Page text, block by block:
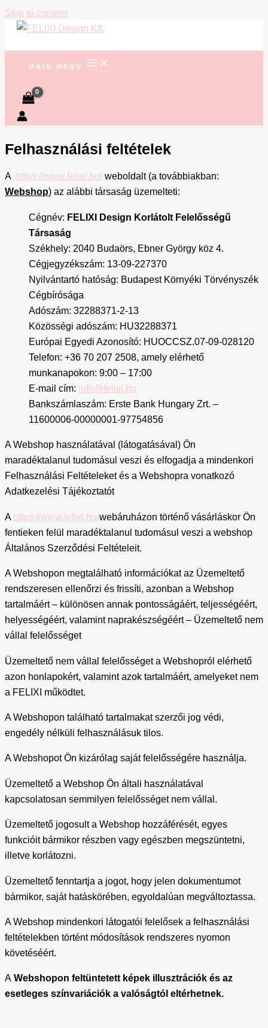
Skip to content
MAIN MENU
Felhasználási feltételek
A https://www.felixi.hu/ weboldalt (a továbbiakban:
Webshop) az alábbi társaság üzemelteti:
Cégnév: FELIXI Design Korlátolt Felelősségű
Társaság
Székhely: 2040 Budaörs, Ebner György köz 4.
Cégjegyzékszám: 13-09-227370
Nyilvántartó hatóság: Budapest Környéki Törvényszék
Cégbírósága
Adószám: 32288371-2-13
Közösségi adószám: HU32288371
Európai Egyedi Azonosító: HUOCCSZ.07-09-028120
Telefon: +36 70 207 2508, amely elérhető
munkanapokon: 9:00 – 17:00
E-mail cím: info@felixi.hu
Bankszámlaszám: Erste Bank Hungary Zrt. –
11600006-00000001-97754856
A Webshop használatával (látogatásával) Ön
maradéktalanul tudomásul veszi és elfogadja a mindenkori
Felhasználási Feltételeket és a Webshopra vonatkozó
Adatkezelési Tájékoztatót
A https://www.felixi.hu/webáruházon történő vásárláskor Ön
fentieken felül maradéktalanul tudomásul veszi a webshop
Általános Szerződési Feltételeit.
A Webshopon megtalálható információkat az Üzemeltető
rendszeresen ellenőrzi és frissíti, azonban a Webshop
tartalmáért – különösen annak pontosságáért, teljességéért,
helyességéért, valamint naprakészségéért – Üzemeltető nem
vállal felelősséget
Üzemeltető nem vállal felelősséget a Webshopról elérhető
azon honlapokért, valamint azok tartalmáért, amelyeket nem
a FELIXI működtet.
A Webshopon található tartalmakat szerzői jog védi,
engedély nélküli felhasználásuk tilos.
A Webshopot Ön kizárólag saját felelősségére használja.
Üzemeltető a Webshop Ön általi használatával
kapcsolatosan semmilyen felelősséget nem vállal.
Üzemeltető jogosult a Webshop hozzáférését, egyes
funkcióit bármikor részben vagy egészben megszüntetni,
illetve korlátozni.
Üzemeltető fenntartja a jogot, hogy jelen dokumentumot
bármikor, saját hatáskörében, egyoldalúan megváltoztassa.
A Webshop mindenkori látogatói felelősek a felhasználási
feltételekben történt módosítások rendszeres nyomon
követéséért.
A Webshopon feltüntetett képek illusztrációk és az
esetleges színvariációk a valóságtól eltérhetnek.